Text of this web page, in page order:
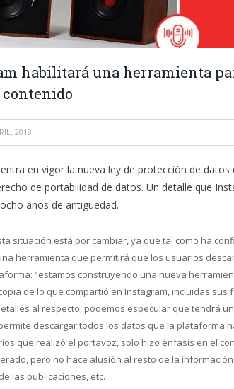
habilitará una herramienta
2018
en vigor la nueva ley de protección de
de portabilidad de datos. Un detalle que
años de antigüedad.
situación está por cambiar, ya que tal como ha
herramienta que permitirá que los usuarios
“estamos construyendo una nueva
de lo que compartió en Instagram, incluidas sus
al respecto, podemos especular que tendrá
descargar todos los datos que la plataforma
que realizó el portavoz, solo hizo énfasis en el
pero no hace alusión al resto de la
las publicaciones, etc.